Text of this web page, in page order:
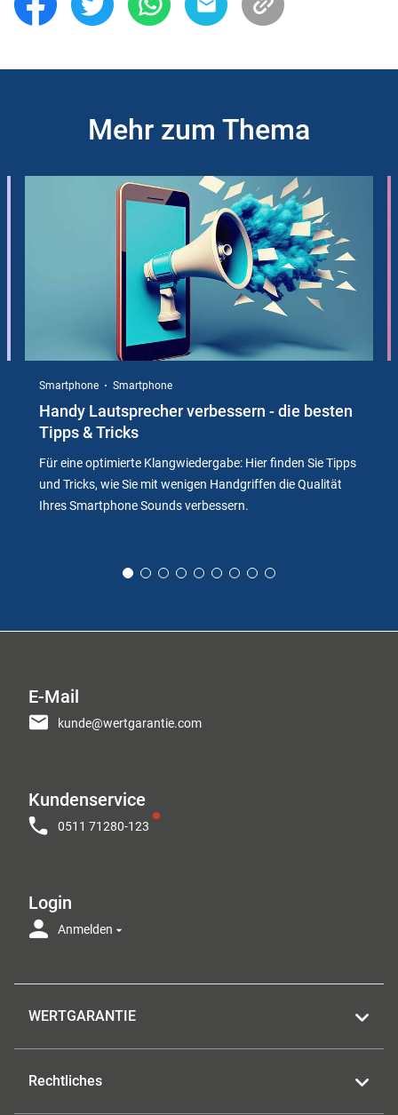
Mehr zum Thema
Smartphone Smartphone
Handy Lautsprecher verbessern - die besten
Tipps & Tricks
Für eine optimierte Klangwiedergabe: Hier finden Sie Tipps
und Tricks, wie Sie mit wenigen Handgriffen die Qualität
Ihres Smartphone Sounds verbessern.
E-Mail
kunde@wertgarantie.com
Kundenservice
0511 71280-123
Login
Anmelden
WERTGARANTIE
Rechtliches